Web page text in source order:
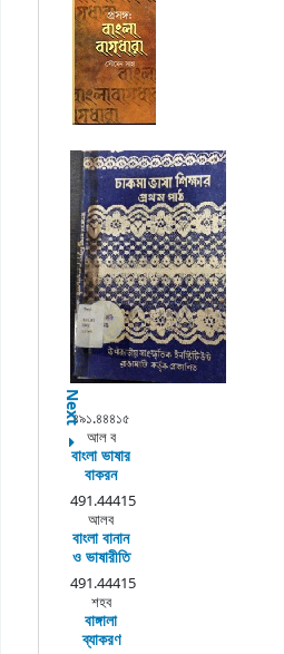
Next
৪৯১.৪৪৪১৫
আল ব
বাংলা ভাষার
বাকরন
491.44415
আলব
বাংলা বানান
ও ভাষারীতি
491.44415
শহব
বাঙ্গালা
ব্যাকরণ